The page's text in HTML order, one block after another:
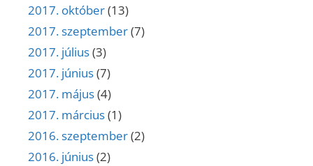
2017. október(13)
2017. szeptember(7)
2017. július(3)
2017. június(7)
2017. május(4)
2017. március(1)
2016. szeptember(2)
2016. június(2)